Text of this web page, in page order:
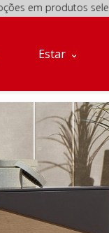
produtos
Estar